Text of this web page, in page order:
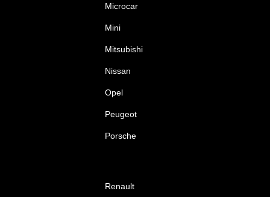
Microcar
Mini
Mitsubishi
Nissan
Opel
Peugeot
Porsche
Renault